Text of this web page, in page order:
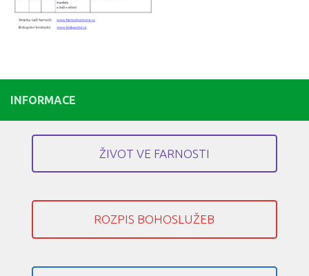
INFORMACE
ŽIVOT VE FARNOSTI
ROZPIS BOHOSLUŽEB